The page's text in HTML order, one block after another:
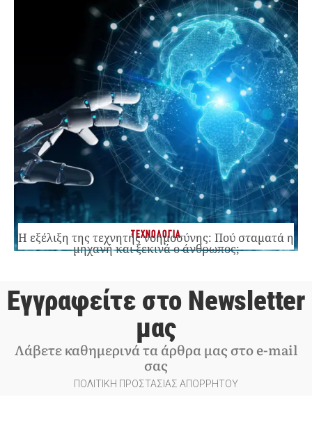
ΤΕΧΝΟΛΟΓΙΑ
Η εξέλιξη της τεχνητής νοημοσύνης: Πού σταματά η
μηχανή και ξεκινά ο άνθρωπος;
Εγγραφείτε στο Newsletter
μας
Λάβετε καθημερινά τα άρθρα μας στο e-mail
σας
ΠΟΛΙΤΙΚΗ ΠΡΟΣΤΑΣΙΑΣ ΑΠΟΡΡΗΤΟΥ